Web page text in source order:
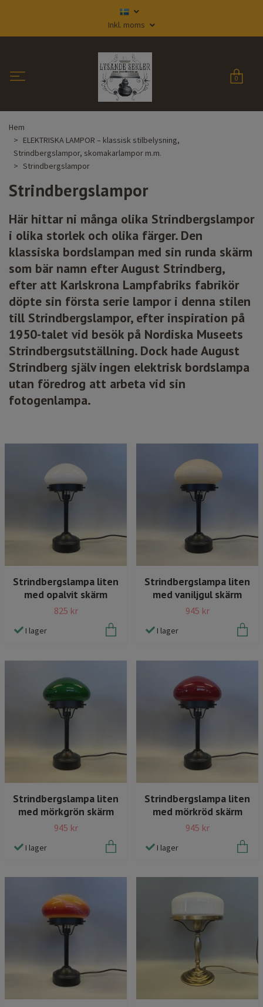
Inkl. moms
0
Hem
ELEKTRISKA LAMPOR – klassisk stilbelysning,
Strindbergslampor, skomakarlampor m.m.
Strindbergslampor
Strindbergslampor
Här hittar ni många olika Strindbergslampor
i olika storlek och olika färger. Den
klassiska bordslampan med sin runda skärm
som bär namn efter August Strindberg,
efter att Karlskrona Lampfabriks fabrikör
döpte sin första serie lampor i denna stilen
till Strindbergslampor, efter inspiration på
1950-talet vid besök på Nordiska Museets
Strindbergsutställning. Dock hade August
Strindberg själv ingen elektrisk bordslampa
utan föredrog att arbeta vid sin
fotogenlampa.
Strindbergslampa liten
med opalvit skärm
825 kr
I lager
Strindbergslampa liten
med vaniljgul skärm
945 kr
I lager
Strindbergslampa liten
med mörkgrön skärm
945 kr
I lager
Strindbergslampa liten
med mörkröd skärm
945 kr
I lager